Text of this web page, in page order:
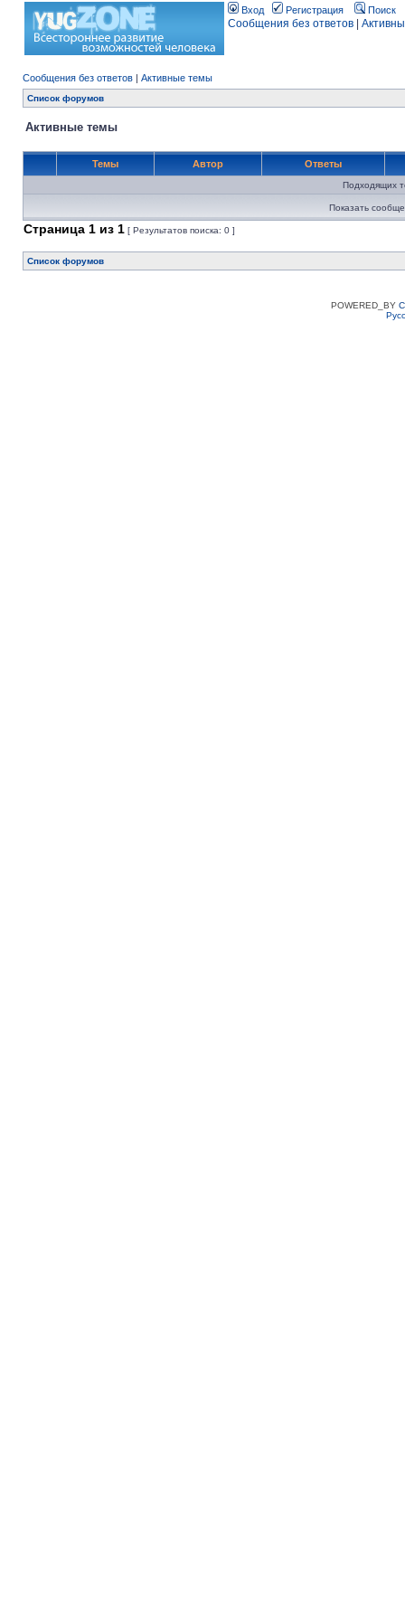
Вход Регистрация Поиск
Сообщения без ответов
Сообщения без ответов | Активные темы
Список форумов
Активные темы
Темы Автор Ответы
Подходящих
Показать
Страница 1 из 1 [ Результатов поиска: 0 ]
Список форумов
POWERED_BY